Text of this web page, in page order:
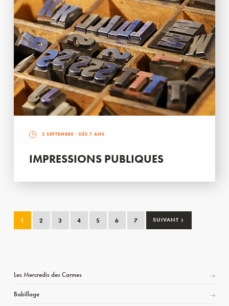
2 SEPTEMBRE - DÈS 7 ANS
IMPRESSIONS PUBLIQUES
1 2 3 4 5 6 7 SUIVANT ›
Les Mercredis des Carmes
Babillage